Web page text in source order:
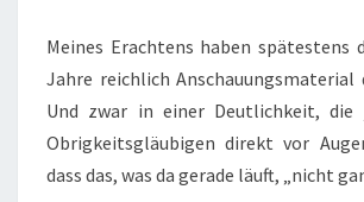
Meines Erachtens haben spätestens
Jahre reichlich
Und zwar in einer Deutlichkeit, die
Obrigkeitsgläubigen direkt vor
dass das, was da gerade läuft, „nicht